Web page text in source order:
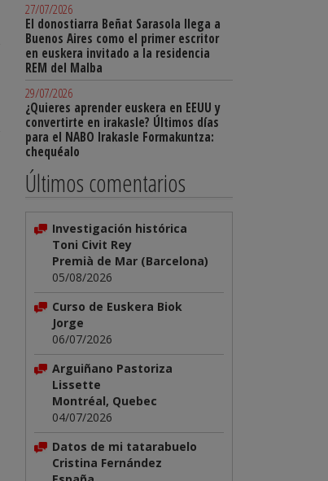
27/07/2026
El donostiarra Beñat Sarasola llega a
Buenos Aires como el primer escritor
en euskera invitado a la residencia
REM del Malba
29/07/2026
¿Quieres aprender euskera en EEUU y
convertirte en irakasle? Últimos días
para el NABO Irakasle Formakuntza:
chequéalo
Últimos comentarios
Investigación histórica
Toni Civit Rey
Premià de Mar (Barcelona)
05/08/2026
Curso de Euskera Biok
Jorge
06/07/2026
Arguiñano Pastoriza
Lissette
Montréal, Quebec
04/07/2026
Datos de mi tatarabuelo
Cristina Fernández